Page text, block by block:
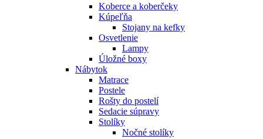
Koberce a koberčeky
Kúpeľňa
Stojany na kefky
Osvetlenie
Lampy
Úložné boxy
Nábytok
Matrace
Postele
Rošty do postelí
Sedacie súpravy
Stolíky
Nočné stolíky